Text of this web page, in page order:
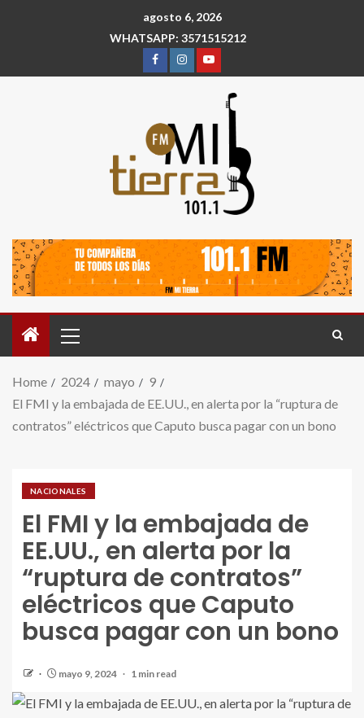
agosto 6, 2026
WHATSAPP: 3571515212
Home 2024 mayo
9
El FMI y la embajada de EE.UU., en alerta por la “ruptura de
contratos” eléctricos que Caputo busca pagar con un bono
NACIONALES
El FMI y la embajada de
EE.UU., en alerta por la
“ruptura de contratos”
eléctricos que Caputo
busca pagar con un bono
mayo 9, 2024 1 min read